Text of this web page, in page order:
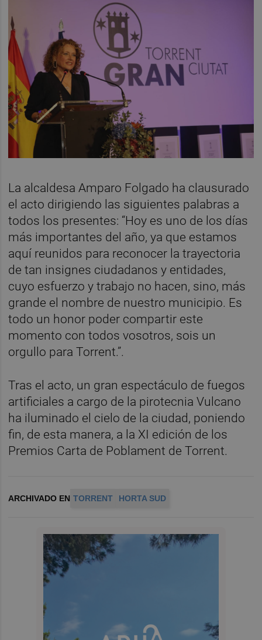
La alcaldesa Amparo Folgado ha clausurado
el acto dirigiendo las siguientes palabras a
todos los presentes: “Hoy es uno de los días
más importantes del año, ya que estamos
aquí reunidos para reconocer la trayectoria
de tan insignes ciudadanos y entidades,
cuyo esfuerzo y trabajo no hacen, sino, más
grande el nombre de nuestro municipio. Es
todo un honor poder compartir este
momento con todos vosotros, sois un
orgullo para Torrent.”.
Tras el acto, un gran espectáculo de fuegos
artificiales a cargo de la pirotecnia Vulcano
ha iluminado el cielo de la ciudad, poniendo
fin, de esta manera, a la XI edición de los
Premios Carta de Poblament de Torrent.
ARCHIVADO EN TORRENT HORTA SUD